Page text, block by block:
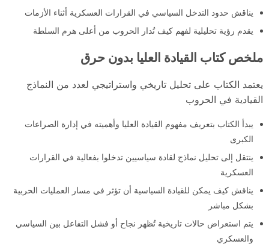
يناقش حدود التدخل السياسي في القرارات العسكرية أثناء الأزمات
يقدم رؤية تحليلية لفهم كيف تُدار الحروب من أعلى هرم السلطة
ملخص كتاب القيادة العليا بدون حرق
يعتمد الكتاب على تحليل تاريخي واستراتيجي لعدد من النماذج
القيادية في الحروب
يبدأ الكتاب بتعريف مفهوم القيادة العليا وأهميته في إدارة الصراعات
الكبرى
ينتقل إلى تحليل نماذج لقادة سياسيين تدخلوا بفعالية في القرارات
العسكرية
يناقش كيف يمكن للقيادة السياسية أن تؤثر في مسار العمليات الحربية
بشكل مباشر
يتم استعراض حالات تاريخية تُظهر نجاح أو فشل التفاعل بين السياسي
والعسكري